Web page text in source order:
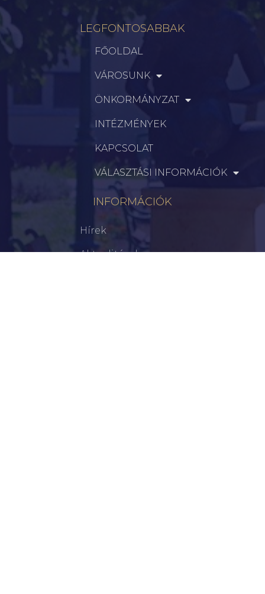
LEGFONTOSABBAK
FŐOLDAL
VÁROSUNK
ÖNKORMÁNYZAT
INTÉZMÉNYEK
KAPCSOLAT
VÁLASZTÁSI INFORMÁCIÓK
INFORMÁCIÓK
Hírek
Aktualitások